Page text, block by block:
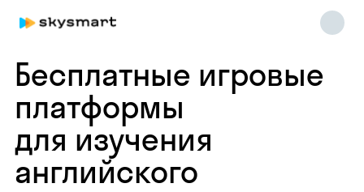
Бесплатные игровые
платформы
для изучения
английского